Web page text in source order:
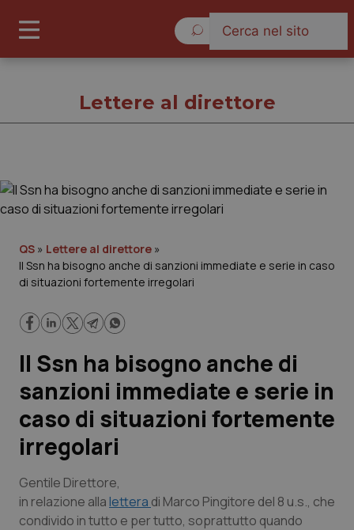
Governo e Parlamento
Regioni e Asl
Lavoro e Professioni
Scienza e Farmaci
Studi e Analisi
Lettere al direttore
Edizioni Regionali
Lettere al direttore
QS » Lettere al direttore »
Il Ssn ha bisogno anche di sanzioni immediate e serie in caso
di situazioni fortemente irregolari
Il Ssn ha bisogno anche di
sanzioni immediate e serie in
caso di situazioni fortemente
irregolari
Gentile Direttore,
in relazione allalettera di Marco Pingitore del 8 u.s., che
condivido in tutto e per tutto, soprattutto quando